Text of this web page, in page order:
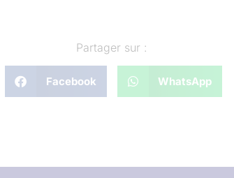
Partager sur :
Facebook WhatsApp